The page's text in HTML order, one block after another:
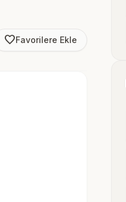
favorite_borderFavorilere Ekle